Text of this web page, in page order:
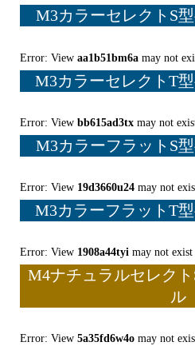
M3カラーセレクトS
Error: View aa1b51bm6amay not
M3カラーセレクトT
Error: View bb615ad3txmay not
M3カラーフラットS
Error: View 19d3660u24may not
M3カラーフラットT
Error: View 1908a44tyimay not exist
M4ナチュラルセレク
ル
Error: View 5a35fd6w4omay not